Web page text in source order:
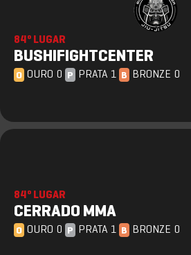
84º LUGAR
BUSHIFIGHTCENTER
O OURO 0 P PRATA 1 B BRONZE 0
84º LUGAR
CERRADO MMA
O OURO 0 P PRATA 1 B BRONZE 0